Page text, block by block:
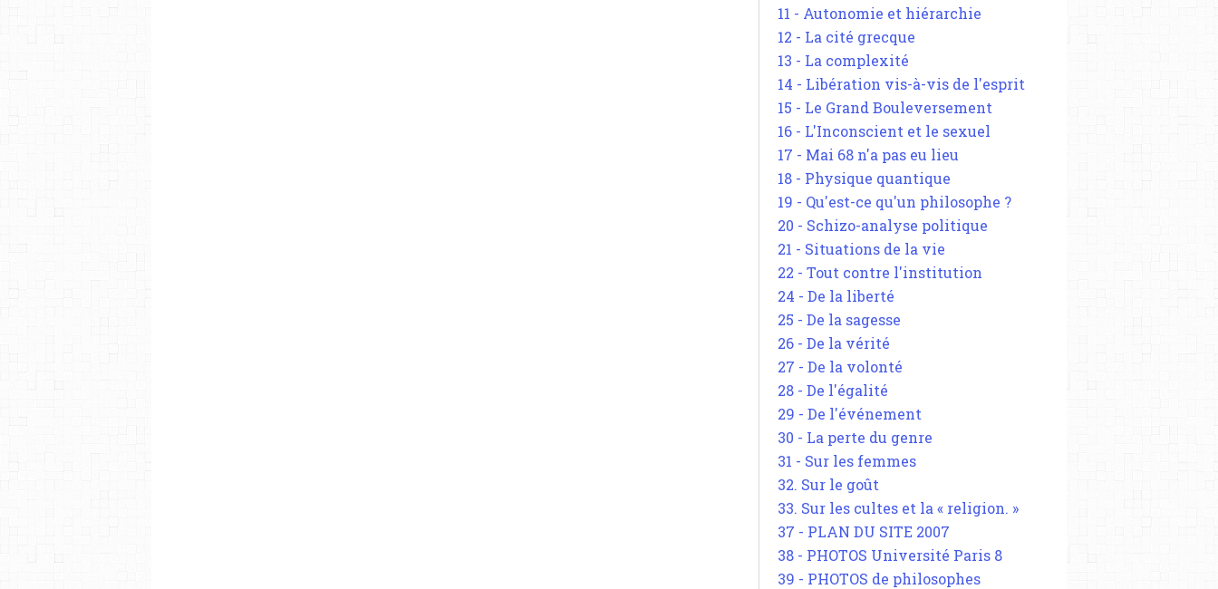
11 - Autonomie et hiérarchie
12 - La cité grecque
13 - La complexité
14 - Libération vis-à-vis de l'esprit
15 - Le Grand Bouleversement
16 - L'Inconscient et le sexuel
17 - Mai 68 n'a pas eu lieu
18 - Physique quantique
19 - Qu'est-ce qu'un philosophe ?
20 - Schizo-analyse politique
21 - Situations de la vie
22 - Tout contre l'institution
24 - De la liberté
25 - De la sagesse
26 - De la vérité
27 - De la volonté
28 - De l'égalité
29 - De l'événement
30 - La perte du genre
31 - Sur les femmes
32. Sur le goût
33. Sur les cultes et la « religion. »
37 - PLAN DU SITE 2007
38 - PHOTOS Université Paris 8
39 - PHOTOS de philosophes